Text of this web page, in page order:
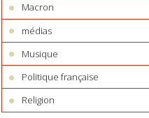
Macron
médias
Musique
Politique française
Religion